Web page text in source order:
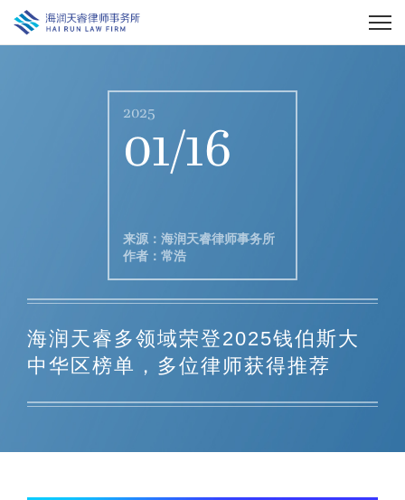
2025
01/16
来源：海润天睿律师事务所
作者：常浩
海润天睿多领域荣登2025钱伯斯大
中华区榜单，多位律师获得推荐